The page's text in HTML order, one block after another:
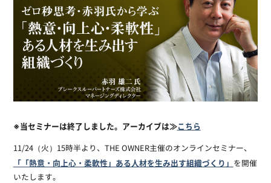
※当セミナーは終了しました。アーカイブは≫こちら
11/24（火）15時半より、THE OWNER主催のオンラインセミナー、
「「熱意・向上心・柔軟性」ある人材を生み出す組織づくり」 を開催
いたします。